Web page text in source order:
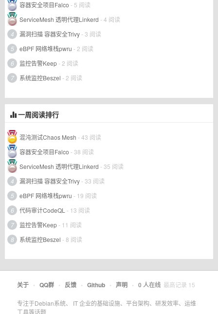
容器安全项目Falco - 5 阅读
ServiceMesh 透明代理Linkerd - 4 阅读
4
漏洞扫描 容器安全Trivy- 3 阅读
5
eBPF 网络堆栈pwru - 2 阅读
6
监控告警Keep- 2 阅读
7
系统监控Beszel - 2 阅读
一周阅读排行
混沌测试Chaos Mesh - 43 阅读
容器安全项目Falco - 38 阅读
ServiceMesh 透明代理Linkerd - 35 阅读
4
漏洞扫描 容器安全Trivy- 33 阅读
5
eBPF 网络堆栈pwru - 19 阅读
6
代码审计CodeQL - 13 阅读
7
监控告警Keep- 11 阅读
8
系统监控Beszel - 8 阅读
关于 • QQ群 • 反馈 • Github • 声明 • 0 人在线 最高记录 15
专注于Debian系统、 IT 企业的基础设施、平台架构、研发效率、运维
工具等话题